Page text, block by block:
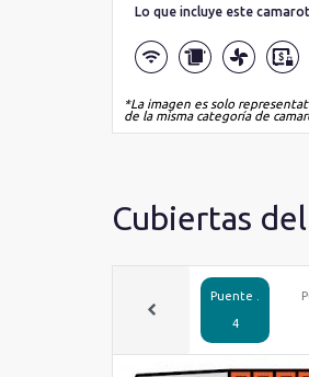
Lo que incluye este
*La imagen es solo
de la misma categoría de
Cubiertas
Puente .
4